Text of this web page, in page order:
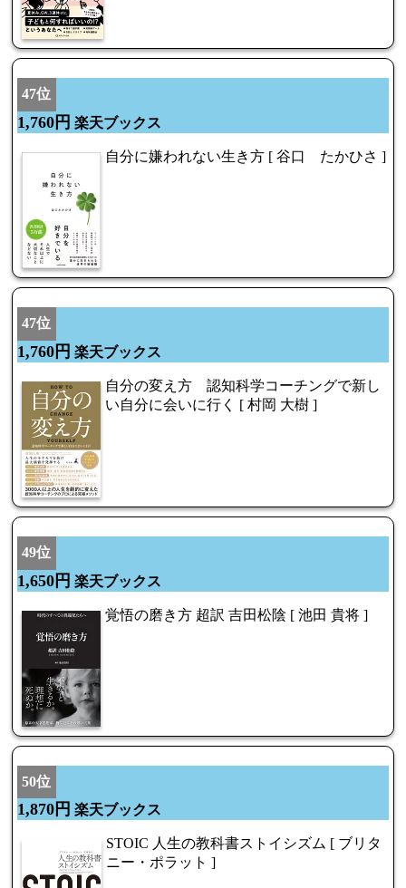
47位
1,760円 楽天ブックス
自分に嫌われない生き方 [ 谷口 たかひさ ]
47位
1,760円 楽天ブックス
自分の変え方 認知科学コーチングで新し
い自分に会いに行く [ 村岡 大樹 ]
49位
1,650円 楽天ブックス
覚悟の磨き方 超訳 吉田松陰 [ 池田 貴将 ]
50位
1,870円 楽天ブックス
STOIC 人生の教科書ストイシズム [ ブリタ
ニー・ポラット ]